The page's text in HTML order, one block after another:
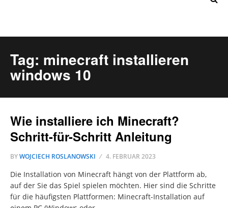
Tag: minecraft installieren
windows 10
Wie installiere ich Minecraft?
Schritt-für-Schritt Anleitung
BYWOJCIECH ROSLANOWSKI 4. FEBRUAR 2023
Die Installation von Minecraft hängt von der Plattform ab,
auf der Sie das Spiel spielen möchten. Hier sind die Schritte
für die häufigsten Plattformen: Minecraft-Installation auf